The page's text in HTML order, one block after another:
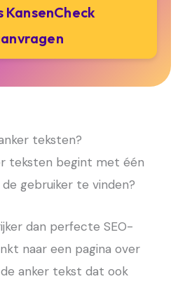
KansenCheck
teksten?
teksten begint met één
gebruiker te vinden?
dan perfecte SEO-
naar een pagina over
anker tekst dat ook